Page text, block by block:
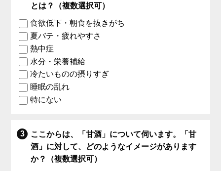
とは？（複数選択可）
食欲低下・朝食を抜きがち
夏バテ・疲れやすさ
熱中症
水分・栄養補給
冷たいものの摂りすぎ
睡眠の乱れ
特にない
ここからは、「甘酒」について伺います。「甘
酒」に対して、どのようなイメージがあります
か？（複数選択可）